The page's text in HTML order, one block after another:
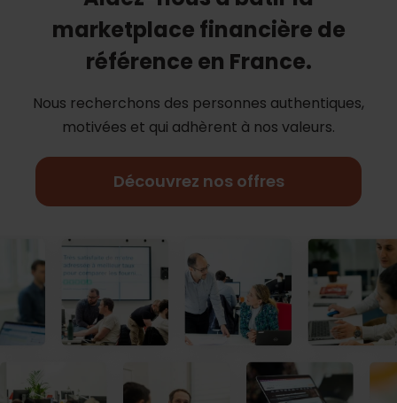
marketplace financière de
référence en France.
Nous recherchons des personnes authentiques,
motivées et qui adhèrent à nos valeurs.
Découvrez nos offres